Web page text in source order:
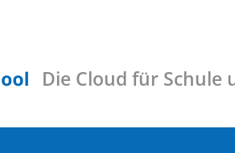
Die Cloud für